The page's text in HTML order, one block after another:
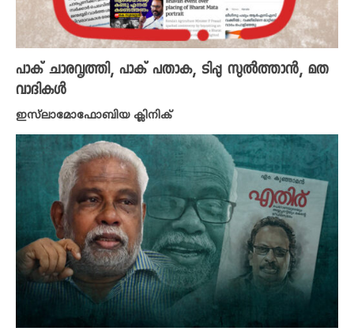
പാക് ചാരവൃത്തി, പാക് പതാക, ടിപ്പു സുൽത്താൻ, മത
വാദികൾ
ഇസ്‌ലാമോഫോബിയ ക്ലിനിക്